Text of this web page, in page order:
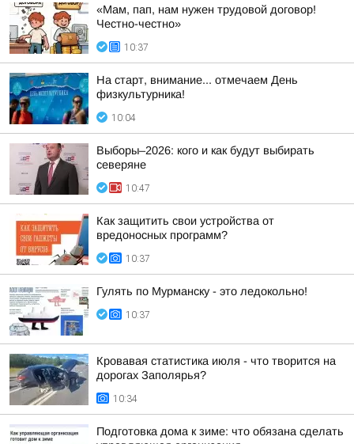
«Мам, пап, нам нужен трудовой договор!
Честно-честно»
10:37
На старт, внимание... отмечаем День
физкультурника!
10:04
Выборы–2026: кого и как будут выбирать
северяне
10:47
Как защитить свои устройства от
вредоносных программ?
10:37
Гулять по Мурманску - это ледокольно!
10:37
Кровавая статистика июля - что творится на
дорогах Заполярья?
10:34
Подготовка дома к зиме: что обязана сделать